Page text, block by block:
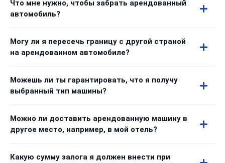
Что мне нужно, чтобы забрать арендованный
автомобиль?
Могу ли я пересечь границу с другой страной
на арендованном автомобиле?
Можешь ли ты гарантировать, что я получу
выбранный тип машины?
Можно ли доставить арендованную машину в
другое место, например, в мой отель?
Какую сумму залога я должен внести при